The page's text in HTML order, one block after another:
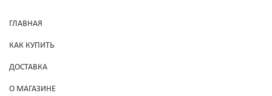
ГЛАВНАЯ
КАК КУПИТЬ
ДОСТАВКА
О МАГАЗИНЕ